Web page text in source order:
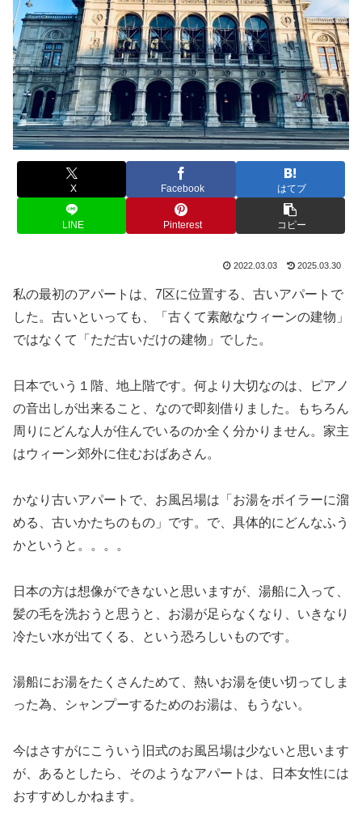
X Facebook はてブ
LINE Pinterest コピー
2022.03.03 2025.03.30
私の最初のアパートは、7区に位置する、古いアパートで
した。古いといっても、「古くて素敵なウィーンの建物」
ではなくて「ただ古いだけの建物」でした。
日本でいう１階、地上階です。何より大切なのは、ピアノ
の音出しが出来ること、なので即刻借りました。もちろん
周りにどんな人が住んでいるのか全く分かりません。家主
はウィーン郊外に住むおばあさん。
かなり古いアパートで、お風呂場は「お湯をボイラーに溜
める、古いかたちのもの」です。で、具体的にどんなふう
かというと。。。。
日本の方は想像ができないと思いますが、湯船に入って、
髪の毛を洗おうと思うと、お湯が足らなくなり、いきなり
冷たい水が出てくる、という恐ろしいものです。
湯船にお湯をたくさんためて、熱いお湯を使い切ってしま
った為、シャンプーするためのお湯は、もうない。
今はさすがにこういう旧式のお風呂場は少ないと思います
が、あるとしたら、そのようなアパートは、日本女性には
おすすめしかねます。